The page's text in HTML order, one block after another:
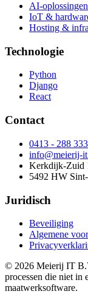
AI-
IoT &
Hosting &
Technologie
Python
Django
React
Contact
0413 - 288 333
info@meierij-
Kerkdijk-Zuid
5492 HW
Juridisch
Beveiliging
Algemene
© 2026 Meierij IT
processen die niet in
maatwerksoftware.